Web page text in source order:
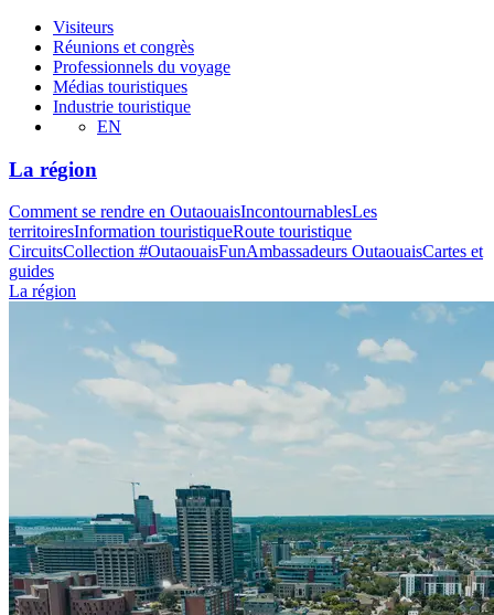
Visiteurs
Réunions et congrès
Professionnels du voyage
Médias touristiques
Industrie touristique
EN
La région
Comment se rendre en OutaouaisIncontournablesLes
territoiresInformation touristiqueRoute touristique
CircuitsCollection #OutaouaisFunAmbassadeurs OutaouaisCartes et
guides
La région